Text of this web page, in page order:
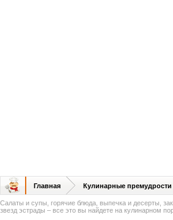
Главная Кулинарные премудрости
Салаты и супы, горячие блюда, выпечка и десерты,
звезд эстрады – все это вы найдете на кулинарном